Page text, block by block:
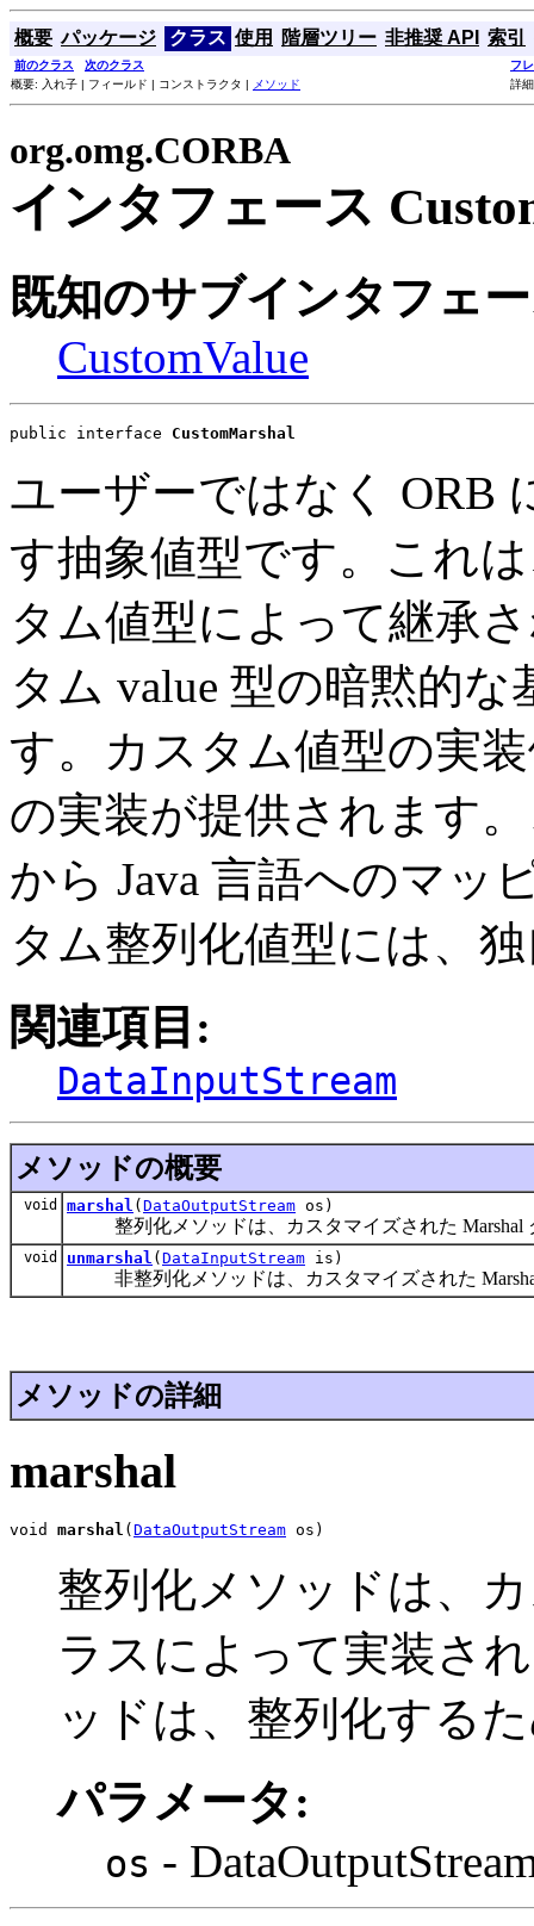
概要 パッケージ クラス 使用 階層ツリー 非推奨 API 索引
前のクラス 次のクラス
フ
概要: 入れ子 | フィールド | コンストラクタ |
メソッド 詳
org.omg.CORBA
インタフェース
既知のサブインタフェ
CustomValue
public interface CustomMarshal
ユーザーではなく ORB
す抽象値型です。これ
タム値型によって継承
タム value 型の暗黙的
す。カスタム値型の実
の実装が提供されます
から Java 言語へのマッ
タム整列化値型には、
関連項目:
DataInputStream
メソッドの概要
void marshal ( DataOutputStream os)
整列化メソッドは、カスタマイズされた Marshal
void unmarshal ( DataInputStream is)
非整列化メソッドは、カスタマイズされた
メソッドの詳細
marshal
void marshal ( DataOutputStream os)
整列化メソッドは、
ラスによって実装さ
ッドは、整列化する
パラメータ:
os -